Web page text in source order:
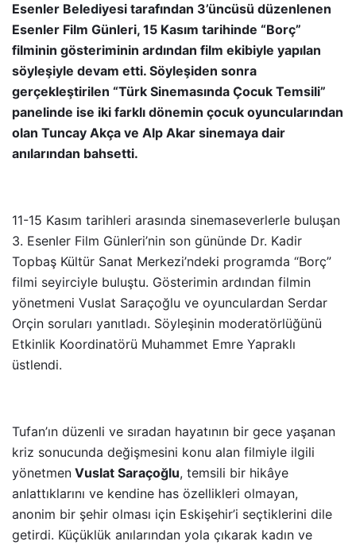
Esenler Belediyesi tarafından 3’üncüsü düzenlenen
Esenler Film Günleri, 15 Kasım tarihinde “Borç”
filminin gösteriminin ardından film ekibiyle yapılan
söyleşiyle devam etti. Söyleşiden sonra
gerçekleştirilen “Türk Sinemasında Çocuk Temsili”
panelinde ise iki farklı dönemin çocuk oyuncularından
olan Tuncay Akça ve Alp Akar sinemaya dair
anılarından bahsetti.
11-15 Kasım tarihleri arasında sinemaseverlerle buluşan
3. Esenler Film Günleri’nin son gününde Dr. Kadir
Topbaş Kültür Sanat Merkezi’ndeki programda “Borç”
filmi seyirciyle buluştu. Gösterimin ardından filmin
yönetmeni Vuslat Saraçoğlu ve oyunculardan Serdar
Orçin soruları yanıtladı. Söyleşinin moderatörlüğünü
Etkinlik Koordinatörü Muhammet Emre Yapraklı
üstlendi.
Tufan’ın düzenli ve sıradan hayatının bir gece yaşanan
kriz sonucunda değişmesini konu alan filmiyle ilgili
yönetmen Vuslat Saraçoğlu, temsili bir hikâye
anlattıklarını ve kendine has özellikleri olmayan,
anonim bir şehir olması için Eskişehir’i seçtiklerini dile
getirdi. Küçüklük anılarından yola çıkarak kadın ve